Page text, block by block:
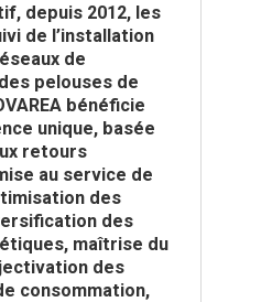
depuis 2012, les
de l’installation
de
pelouses de
bénéficie
unique, basée
retours
au service de
des
des
maîtrise du
des
consommation,